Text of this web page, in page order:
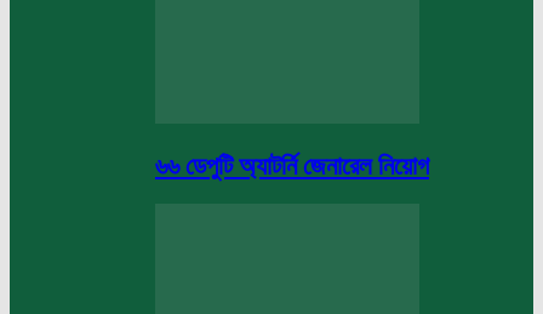
৬৬ ডেপুটি অ্যাটর্নি জেনারেল নিয়োগ